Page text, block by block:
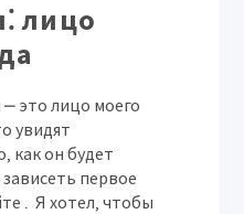
лицо
это лицо моего
увидят
как он будет
первое
Я хотел‚ чтобы